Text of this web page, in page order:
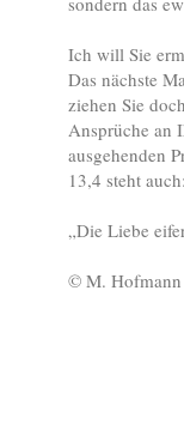
Ich will Sie
Das nächste
ziehen Sie
Ansprüche an
ausgehenden
13,4 steht
„Die Liebe
© M. Hofmann